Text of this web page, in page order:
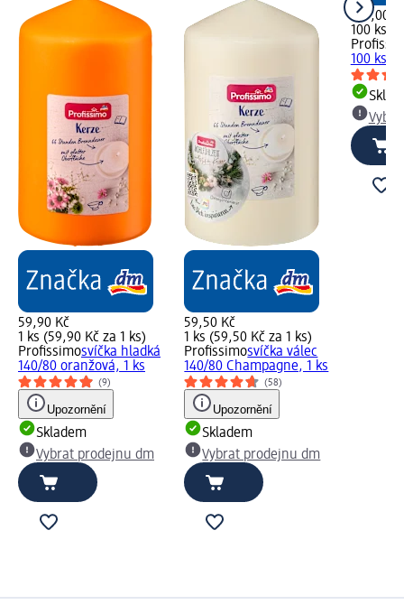
59,90 Kč
1 ks (59,90 Kč za 1 ks)
Profissimosvíčka hladká
140/80 oranžová, 1 ks
(9)
Upozornění
Skladem
Vybrat prodejnu dm
59,50 Kč
1 ks (59,50 Kč za 1 ks)
Profissimosvíčka válec
140/80 Champagne, 1 ks
(58)
Upozornění
Skladem
Vybrat prodejnu dm
129,00
100 ks
100 ks